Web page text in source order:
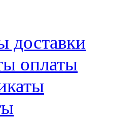
доставки
оплаты